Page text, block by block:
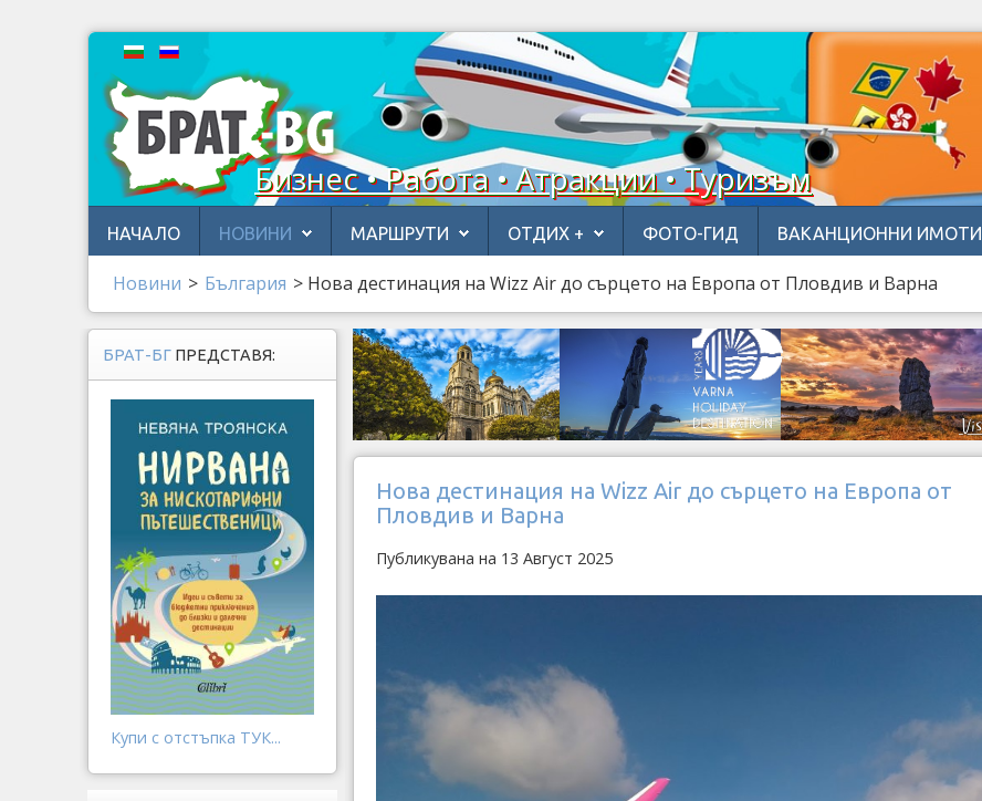
Бизнес • Работа • Атракции • Туризъм
НАЧАЛО НОВИНИ МАРШРУТИ ОТДИХ + ФОТО-ГИД ВАКАНЦИОННИ ИМОТИ
Новини > България > Нова дестинация на Wizz Air до сърцето на Европа от Пловдив и Варна
Нова дестинация на Wizz Air до сърцето на Европа от
Пловдив и Варна
Публикувана на 13 Август 2025
БРАТ-БГ ПРЕДСТАВЯ:
Купи с отстъпка ТУК...